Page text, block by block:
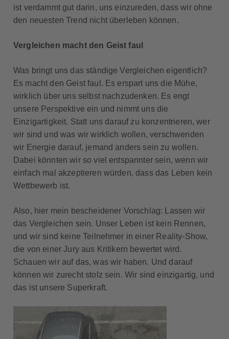
ist verdammt gut darin, uns einzureden, dass wir ohne
den neuesten Trend nicht überleben können.
Vergleichen macht den Geist faul
Was bringt uns das ständige Vergleichen eigentlich?
Es macht den Geist faul. Es erspart uns die Mühe,
wirklich über uns selbst nachzudenken. Es engt
unsere Perspektive ein und nimmt uns die
Einzigartigkeit. Statt uns darauf zu konzentrieren, wer
wir sind und was wir wirklich wollen, verschwenden
wir Energie darauf, jemand anders sein zu wollen.
Dabei könnten wir so viel entspannter sein, wenn wir
einfach mal akzeptieren würden, dass das Leben kein
Wettbewerb ist.
Also, hier mein bescheidener Vorschlag: Lassen wir
das Vergleichen sein. Unser Leben ist kein Rennen,
und wir sind keine Teilnehmer in einer Reality-Show,
die von einer Jury aus Kritikern bewertet wird.
Schauen wir auf das, was wir haben. Und darauf
können wir zurecht stolz sein. Wir sind einzigartig, und
das ist unsere Superkraft.